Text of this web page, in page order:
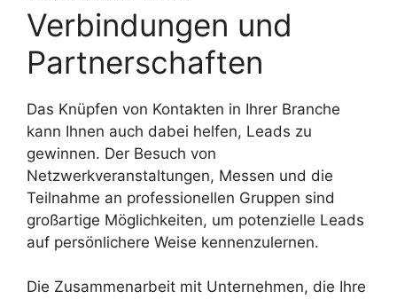
Verbindungen und
Partnerschaften
Das Knüpfen von Kontakten in Ihrer Branche
kann Ihnen auch dabei helfen, Leads zu
gewinnen. Der Besuch von
Netzwerkveranstaltungen, Messen und die
Teilnahme an professionellen Gruppen sind
großartige Möglichkeiten, um potenzielle Leads
auf persönlichere Weise kennenzulernen.
Die Zusammenarbeit mit Unternehmen, die Ihre